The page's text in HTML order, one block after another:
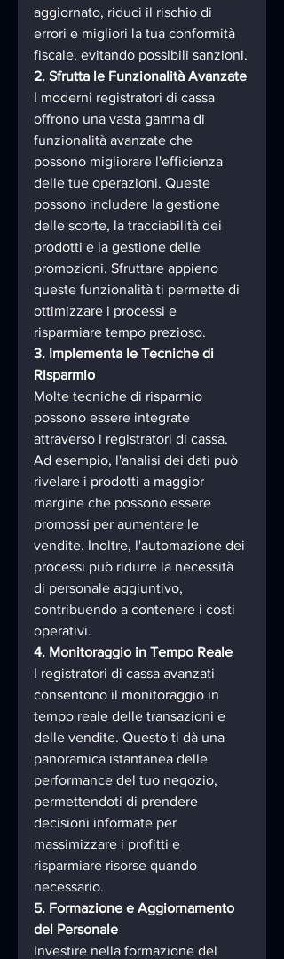
aggiornato, riduci il rischio di
errori e migliori la tua conformità
fiscale, evitando possibili sanzioni.
2. Sfrutta le Funzionalità Avanzate
I moderni registratori di cassa
offrono una vasta gamma di
funzionalità avanzate che
possono migliorare l'efficienza
delle tue operazioni. Queste
possono includere la gestione
delle scorte, la tracciabilità dei
prodotti e la gestione delle
promozioni. Sfruttare appieno
queste funzionalità ti permette di
ottimizzare i processi e
risparmiare tempo prezioso.
3. Implementa le Tecniche di
Risparmio
Molte tecniche di risparmio
possono essere integrate
attraverso i registratori di cassa.
Ad esempio, l'analisi dei dati può
rivelare i prodotti a maggior
margine che possono essere
promossi per aumentare le
vendite. Inoltre, l'automazione dei
processi può ridurre la necessità
di personale aggiuntivo,
contribuendo a contenere i costi
operativi.
4. Monitoraggio in Tempo Reale
I registratori di cassa avanzati
consentono il monitoraggio in
tempo reale delle transazioni e
delle vendite. Questo ti dà una
panoramica istantanea delle
performance del tuo negozio,
permettendoti di prendere
decisioni informate per
massimizzare i profitti e
risparmiare risorse quando
necessario.
5. Formazione e Aggiornamento
del Personale
Investire nella formazione del